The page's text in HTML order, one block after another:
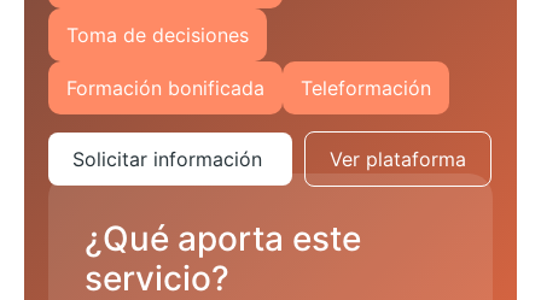
Toma de decisiones
Formación bonificada Teleformación
Solicitar información Ver plataforma
¿Qué aporta este
servicio?